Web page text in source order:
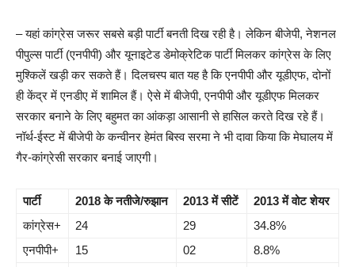
– यहां कांग्रेस जरूर सबसे बड़ी पार्टी बनती दिख रही है। लेकिन बीजेपी, नेशनल
पीपुल्स पार्टी (एनपीपी) और यूनाइटेड डेमोक्रेटिक पार्टी मिलकर कांग्रेस के लिए
मुश्किलें खड़ी कर सकते हैं। दिलचस्प बात यह है कि एनपीपी और यूडीएफ, दोनों
ही केंद्र में एनडीए में शामिल हैं। ऐसे में बीजेपी, एनपीपी और यूडीएफ मिलकर
सरकार बनाने के लिए बहुमत का आंकड़ा आसानी से हासिल करते दिख रहे हैं।
नॉर्थ-ईस्ट में बीजेपी के कन्वीनर हेमंत बिस्व सरमा ने भी दावा किया कि मेघालय में
गैर-कांग्रेसी सरकार बनाई जाएगी।
पार्टी 2018 के नतीजे/रुझान 2013 में सीटें
2013 में वोट शेयर
कांग्रेस+
24 29
34.8%
एनपीपी+
15 02
8.8%